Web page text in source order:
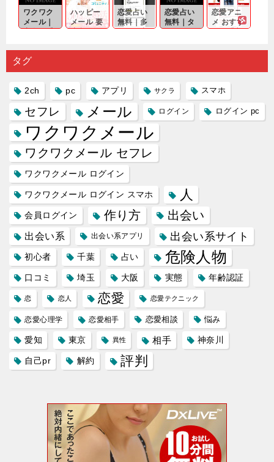
から真
剣...
ず…。
探しをし
たいと...
チャンス
が訪れ...
のであっ
ても…...
ワクワク
メール｜
出会い系
り会った
人に軽...
ハッピー
メール 要
注意人物
するので
恋愛占い
無料｜多
数ある出
プリの内
恋愛占い
無料｜タ
ーゲット
る人に恋
恋愛アニ
メ おすす
め｜「心
雑で素人
タグ
2ch pc アプリ サクラ スマホ
セフレ メール ログイン ログイン pc
ワクワクメール
ワクワクメール セフレ
ワクワクメール ログイン
ワクワクメール ログイン スマホ 人
会員ログイン 作り方 出会い
出会い系 出会い系アプリ 出会い系サイト
初心者 千葉 占い 危険人物
口コミ 埼玉 大阪 実態 年齢認証
恋 恋人 恋愛 恋愛テクニック
恋愛心理学 恋愛相手 恋愛相談 悩み
愛知 東京 異性 相手 神奈川
自己pr 解約 評判